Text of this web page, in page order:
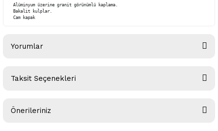
Alüminyum üzerine granit görünümlü kaplama.
Bakalit kulplar.
Cam kapak
Yorumlar
Taksit Seçenekleri
Önerileriniz